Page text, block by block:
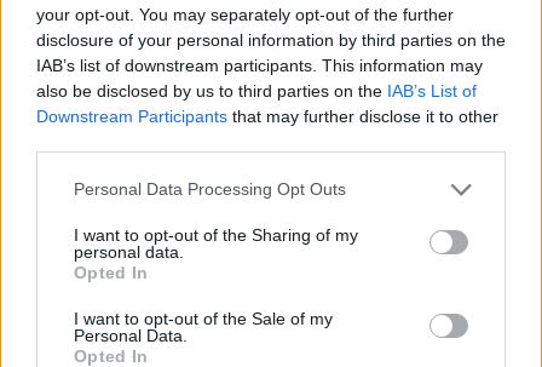
your opt-out. You may separately opt-out of the further
disclosure of your personal information by third parties on the
IAB’s list of downstream participants. This information may
also be disclosed by us to third parties on the IAB’s List of
Downstream Participants that may further disclose it to other
Personal Data Processing Opt Outs
I want to opt-out of the Sharing of my
personal data.
Opted In
I want to opt-out of the Sale of my
Personal Data.
Opted In
This is an automatic translation. You can read the
original news,WTA Wuhan 2025: Andreeva sufre una
dura derrota